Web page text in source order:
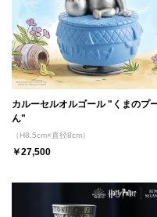
カルーセルオルゴール "くまのプ
ん"
（H8.5cm×直径8cm）
￥27,500